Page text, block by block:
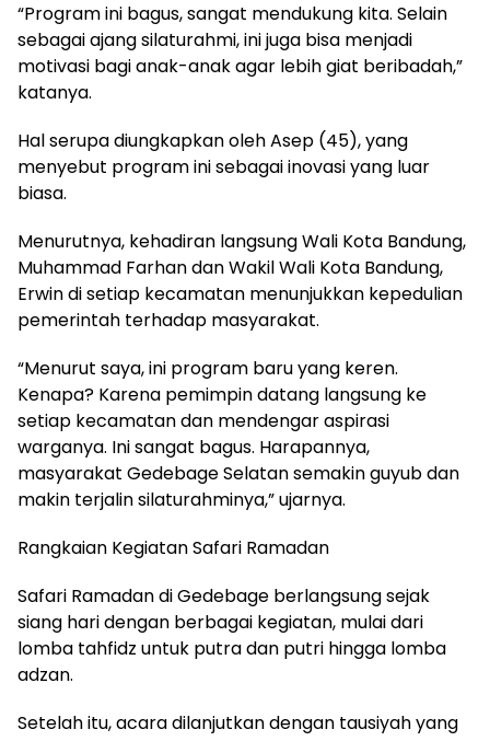
“Program ini bagus, sangat mendukung kita. Selain
sebagai ajang silaturahmi, ini juga bisa menjadi
motivasi bagi anak-anak agar lebih giat beribadah,”
katanya.
Hal serupa diungkapkan oleh Asep (45), yang
menyebut program ini sebagai inovasi yang luar
biasa.
Menurutnya, kehadiran langsung Wali Kota Bandung,
Muhammad Farhan dan Wakil Wali Kota Bandung,
Erwin di setiap kecamatan menunjukkan kepedulian
pemerintah terhadap masyarakat.
“Menurut saya, ini program baru yang keren.
Kenapa? Karena pemimpin datang langsung ke
setiap kecamatan dan mendengar aspirasi
warganya. Ini sangat bagus. Harapannya,
masyarakat Gedebage Selatan semakin guyub dan
makin terjalin silaturahminya,” ujarnya.
Rangkaian Kegiatan Safari Ramadan
Safari Ramadan di Gedebage berlangsung sejak
siang hari dengan berbagai kegiatan, mulai dari
lomba tahfidz untuk putra dan putri hingga lomba
adzan.
Setelah itu, acara dilanjutkan dengan tausiyah yang